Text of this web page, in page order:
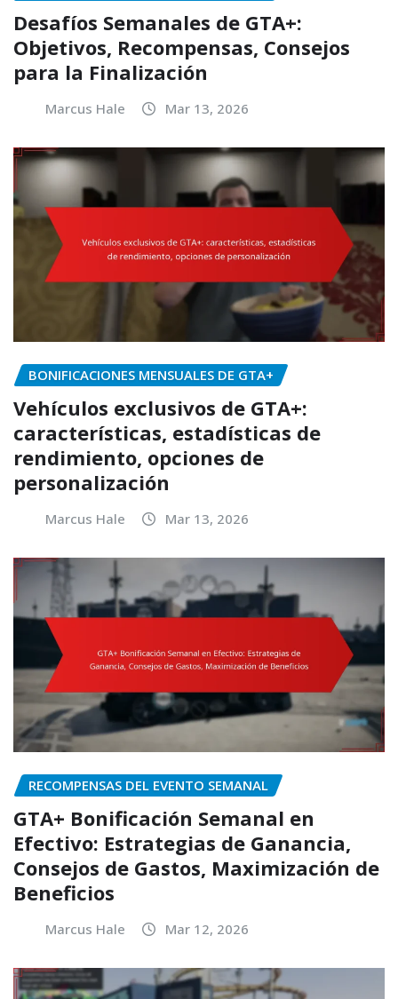
Desafíos Semanales de GTA+:
Objetivos, Recompensas, Consejos
para la Finalización
Marcus Hale Mar 13, 2026
BONIFICACIONES MENSUALES DE GTA+
Vehículos exclusivos de GTA+:
características, estadísticas de
rendimiento, opciones de
personalización
Marcus Hale Mar 13, 2026
RECOMPENSAS DEL EVENTO SEMANAL
GTA+ Bonificación Semanal en
Efectivo: Estrategias de Ganancia,
Consejos de Gastos, Maximización de
Beneficios
Marcus Hale Mar 12, 2026